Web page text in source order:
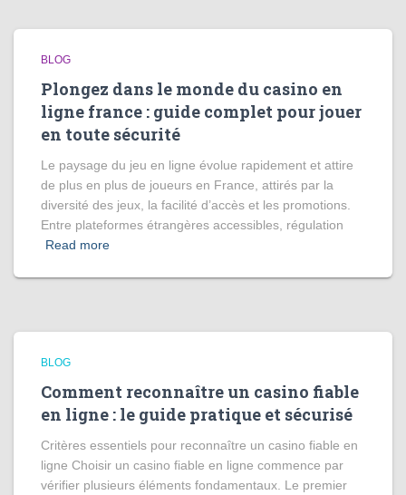
BLOG
Plongez dans le monde du casino en
ligne france : guide complet pour jouer
en toute sécurité
Le paysage du jeu en ligne évolue rapidement et attire
de plus en plus de joueurs en France, attirés par la
diversité des jeux, la facilité d’accès et les promotions.
Entre plateformes étrangères accessibles, régulation
Read more
BLOG
Comment reconnaître un casino fiable
en ligne : le guide pratique et sécurisé
Critères essentiels pour reconnaître un casino fiable en
ligne Choisir un casino fiable en ligne commence par
vérifier plusieurs éléments fondamentaux. Le premier